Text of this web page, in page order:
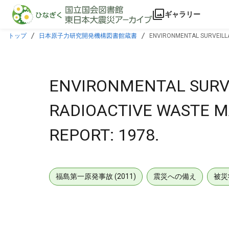
本文に飛ぶ
ギャラリー
トップ 日本原子力研究開発機構図書館蔵書 ENVIRONMENTAL
ENVIRONMENTAL
RADIOACTIVE WASTE
REPORT: 1978.
福島第一原発事故 (2011) 震災への備え 被災